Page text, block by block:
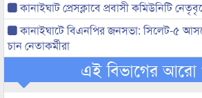
কানাইঘাট প্রেসক্লাবে প্রবাসী কমিউনিটি
কানাইঘাটে বিএনপির জনসভা: সিলেট-৫ আসনে
চান নেতাকর্মীরা
এই বিভাগের আরো